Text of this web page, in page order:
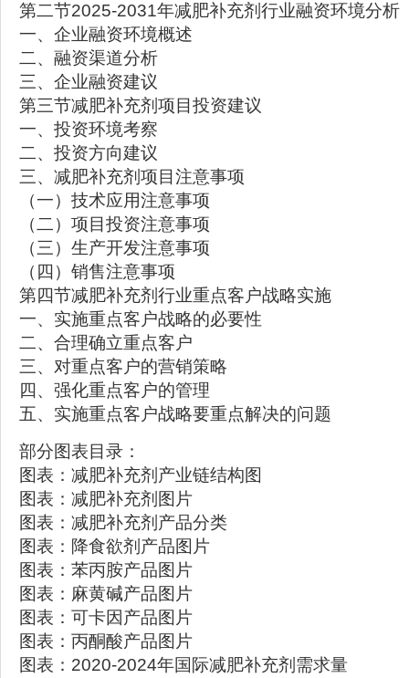
第二节2025-2031年减肥补充剂行业融资环境分析
一、企业融资环境概述
二、融资渠道分析
三、企业融资建议
第三节减肥补充剂项目投资建议
一、投资环境考察
二、投资方向建议
三、减肥补充剂项目注意事项
（一）技术应用注意事项
（二）项目投资注意事项
（三）生产开发注意事项
（四）销售注意事项
第四节减肥补充剂行业重点客户战略实施
一、实施重点客户战略的必要性
二、合理确立重点客户
三、对重点客户的营销策略
四、强化重点客户的管理
五、实施重点客户战略要重点解决的问题
部分图表目录：
图表：减肥补充剂产业链结构图
图表：减肥补充剂图片
图表：减肥补充剂产品分类
图表：降食欲剂产品图片
图表：苯丙胺产品图片
图表：麻黄碱产品图片
图表：可卡因产品图片
图表：丙酮酸产品图片
图表：2020-2024年国际减肥补充剂需求量